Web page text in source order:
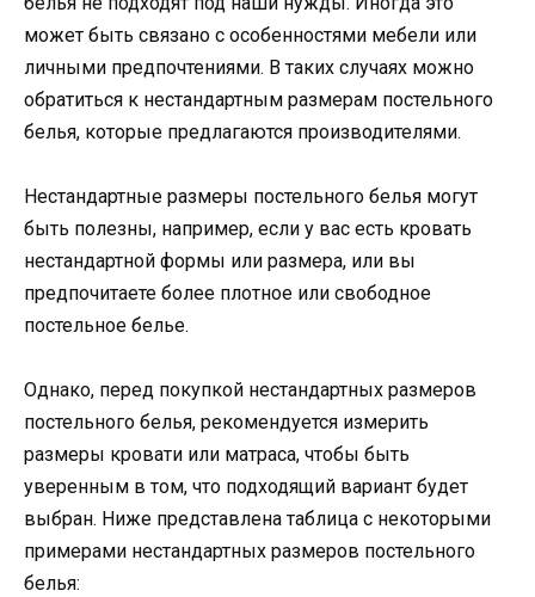
может быть связано с особенностями мебели или
личными предпочтениями. В таких случаях можно
обратиться к нестандартным размерам постельного
белья, которые предлагаются производителями.
Нестандартные размеры постельного белья могут
быть полезны, например, если у вас есть кровать
нестандартной формы или размера, или вы
предпочитаете более плотное или свободное
постельное белье.
Однако, перед покупкой нестандартных размеров
постельного белья, рекомендуется измерить
размеры кровати или матраса, чтобы быть
уверенным в том, что подходящий вариант будет
выбран. Ниже представлена таблица с некоторыми
примерами нестандартных размеров постельного
белья: